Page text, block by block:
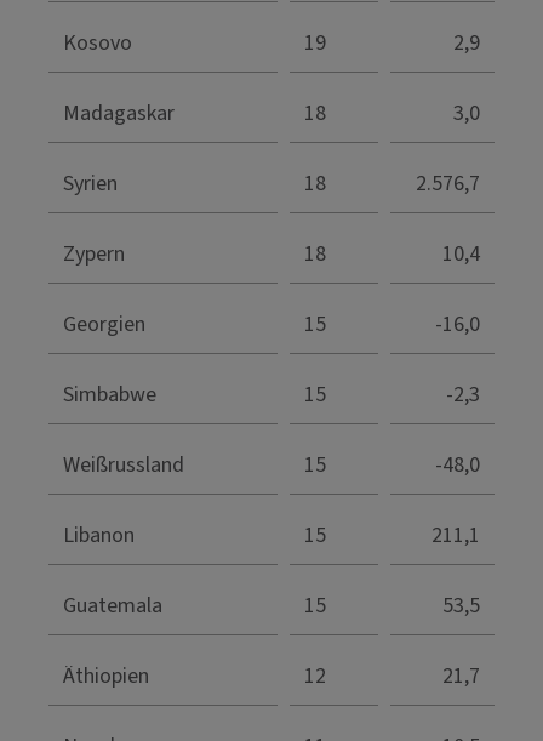
Kosovo 19 2,9
Madagaskar 18 3,0
Syrien 18 2.576,7
Zypern 18 10,4
Georgien 15 -16,0
Simbabwe 15 -2,3
Weißrussland 15 -48,0
Libanon 15 211,1
Guatemala 15 53,5
Äthiopien 12 21,7